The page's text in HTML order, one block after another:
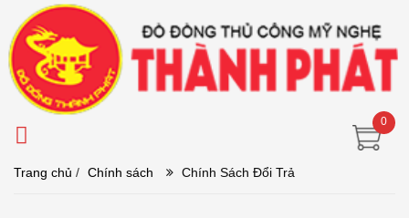
0
Trang chủ / Chính sách Chính Sách Đổi Trả